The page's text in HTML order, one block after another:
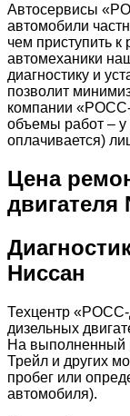
Автосервисы
автомобили
чем приступить к
автомеханики
диагностику и
позволит
компании
объемы работ – у
оплачивается)
Цена
двигателя
Ниссан
Техцентр
дизельных
На выполненный
Трейл и других
пробег или
автомобиля).